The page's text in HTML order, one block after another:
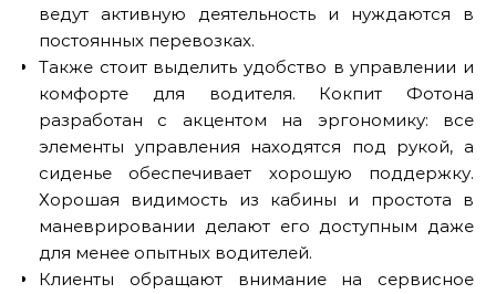
ведут активную деятельность и нуждаются в
постоянных перевозках.
Также стоит выделить удобство в управлении и
комфорте для водителя. Кокпит Фотона
разработан с акцентом на эргономику: все
элементы управления находятся под рукой, а
сиденье обеспечивает хорошую поддержку.
Хорошая видимость из кабины и простота в
маневрировании делают его доступным даже
для менее опытных водителей.
Клиенты обращают внимание на сервисное